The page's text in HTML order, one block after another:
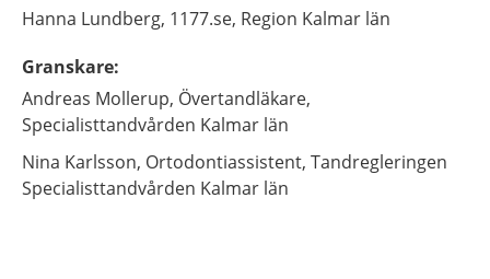
Hanna Lundberg, 1177.se, Region Kalmar län
Granskare:
Andreas Mollerup, Övertandläkare,
Specialisttandvården Kalmar län
Nina Karlsson, Ortodontiassistent, Tandregleringen
Specialisttandvården Kalmar län